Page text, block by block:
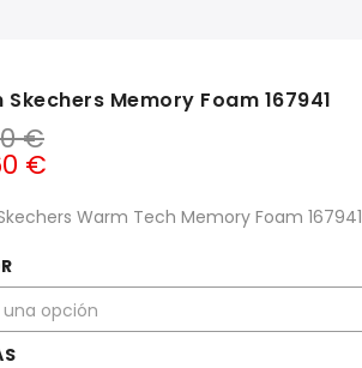
Skechers Memory Foam 167941
€
€
Warm Tech Memory Foam 167941